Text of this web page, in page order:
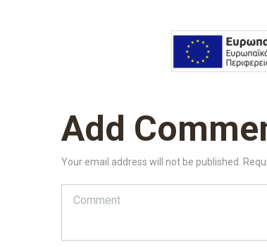
Add
Your email address will not be published.